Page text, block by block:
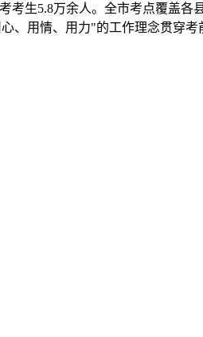
考生5.8万余人。全市考点覆盖
、用情、用力"的工作理念贯穿